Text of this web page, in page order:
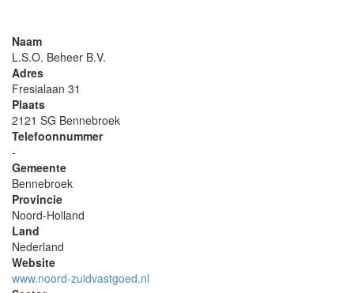
Naam
L.S.O. Beheer B.V.
Adres
Fresialaan 31
Plaats
2121 SG Bennebroek
Telefoonnummer
-
Gemeente
Bennebroek
Provincie
Noord-Holland
Land
Nederland
Website
www.noord-zuidvastgoed.nl